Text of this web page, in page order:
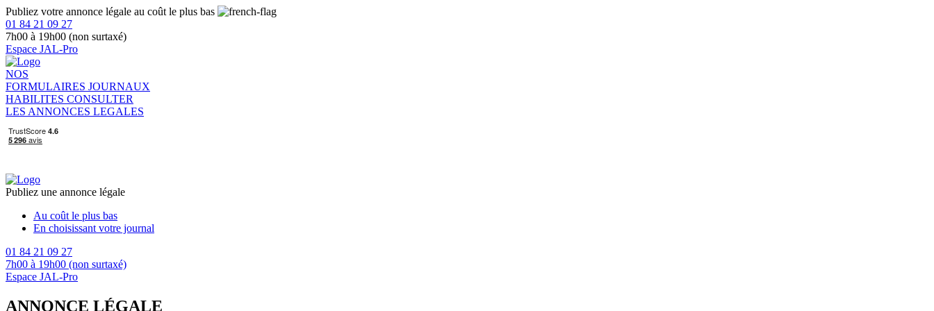
Publiez votre annonce légale au coût le plus bas
01 84 21 09 27
7h00 à 19h00 (non surtaxé)
Espace JAL-Pro
NOS
FORMULAIRES JOURNAUX
HABILITES CONSULTER
LES ANNONCES LEGALES
Publiez une annonce légale
Au coût le plus bas
En choisissant votre journal
01 84 21 09 27
7h00 à 19h00 (non surtaxé)
Espace JAL-Pro
ANNONCE LÉGALE